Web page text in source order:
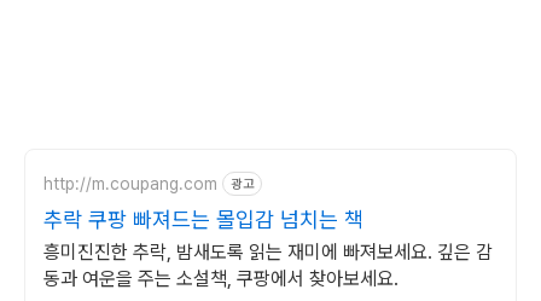
http://m.coupang.com 광고
추락 쿠팡 빠져드는 몰입감 넘치는 책
흥미진진한 추락, 밤새도록 읽는 재미에 빠져보세요. 깊은 감
동과 여운을 주는 소설책, 쿠팡에서 찾아보세요.